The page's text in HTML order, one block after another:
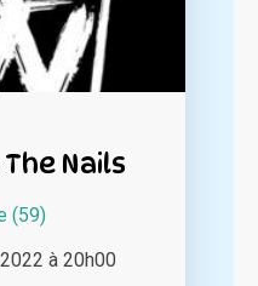
Nails
(59)
à 20h00